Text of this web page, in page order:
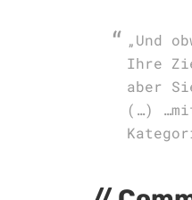
„Und
Ihre
aber
(…)